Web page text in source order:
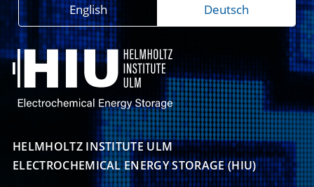
HELMHOLTZ INSTITUTE ULM
ELECTROCHEMICAL ENERGY STORAGE (HIU)
English Deutsch